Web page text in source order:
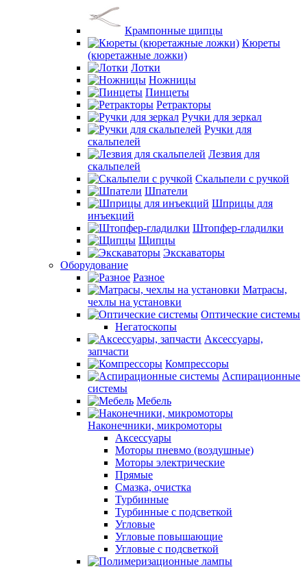
Крампонные щипцы
Кюреты
(кюретажные ложки)
Лотки
Ножницы
Пинцеты
Ретракторы
Ручки для зеркал
Ручки для
скальпелей
Лезвия для
скальпелей
Скальпели с ручкой
Шпатели
Шприцы для
инъекций
Штопфер-гладилки
Щипцы
Экскаваторы
Оборудование
Разное
Матрасы,
чехлы на установки
Оптические системы
Негатоскопы
Аксессуары,
запчасти
Компрессоры
Аспирационные
системы
Мебель
Наконечники, микромоторы
Аксессуары
Моторы пневмо (воздушные)
Моторы электрические
Прямые
Смазка, очистка
Турбинные
Турбинные с подсветкой
Угловые
Угловые повышающие
Угловые с подсветкой